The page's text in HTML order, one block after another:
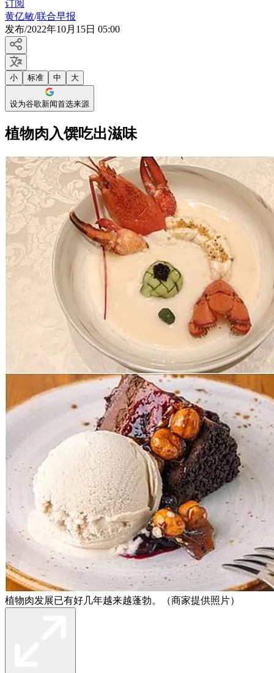
订阅
黄亿敏/联合早报
发布/2022年10月15日 05:00
小 标准 中 大
设为谷歌新闻首选来源
植物肉入馔吃出滋味
植物肉发展已有好几年越来越蓬勃。（商家提供照片）